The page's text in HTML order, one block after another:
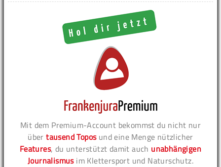
Mit dem Premium-Account bekommst du nicht nur
übertausend Toposund eine Menge nützlicher
Features, du unterstützt damit auch unabhängigen
Journalismusim Klettersport und Naturschutz.